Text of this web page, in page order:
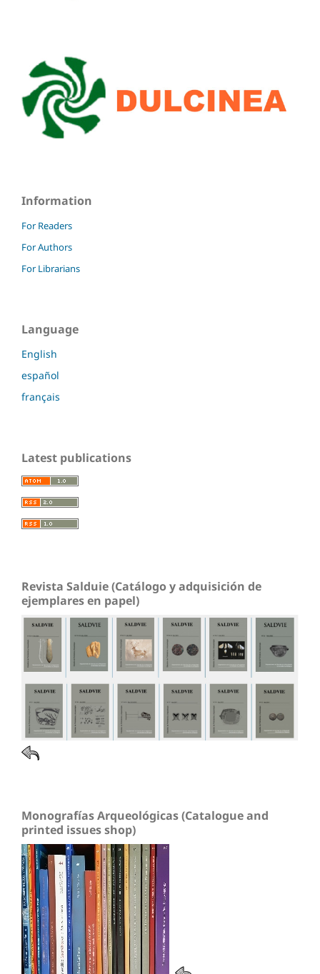
Information
For Readers
For Authors
For Librarians
Language
English
español
français
Latest publications
Revista Salduie (Catálogo y adquisición de
ejemplares en papel)
Monografías Arqueológicas (Catalogue and
printed issues shop)